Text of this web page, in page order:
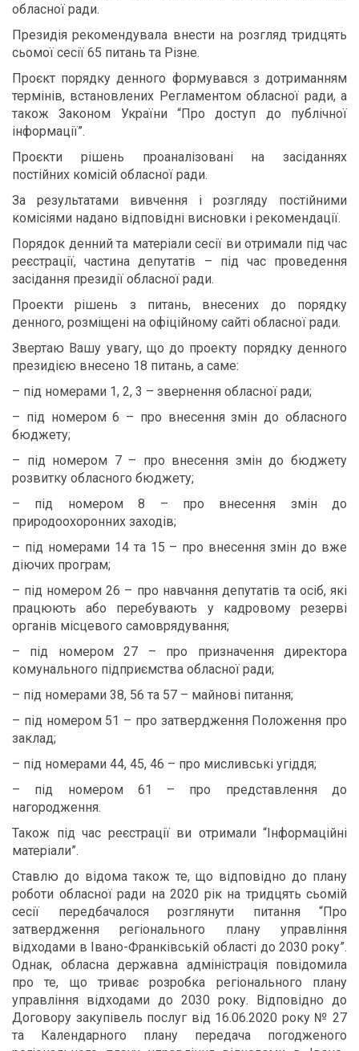
обласної ради.
Президія рекомендувала внести на розгляд тридцять
сьомої сесії 65 питань та Різне.
Проєкт порядку денного формувався з дотриманням
термінів, встановлених Регламентом обласної ради, а
також Законом України “Про доступ до публічної
інформації”.
Проєкти рішень проаналізовані на засіданнях
постійних комісій обласної ради.
За результатами вивчення і розгляду постійними
комісіями надано відповідні висновки і рекомендації.
Порядок денний та матеріали сесії ви отримали під час
реєстрації, частина депутатів – під час проведення
засідання президії обласної ради.
Проекти рішень з питань, внесених до порядку
денного, розміщені на офіційному сайті обласної ради.
Звертаю Вашу увагу, що до проекту порядку денного
президією внесено 18 питань, а саме:
– під номерами 1, 2, 3 – звернення обласної ради;
– під номером 6 – про внесення змін до обласного
бюджету;
– під номером 7 – про внесення змін до бюджету
розвитку обласного бюджету;
– під номером 8 – про внесення змін до
природоохоронних заходів;
– під номерами 14 та 15 – про внесення змін до вже
діючих програм;
– під номером 26 – про навчання депутатів та осіб, які
працюють або перебувають у кадровому резерві
органів місцевого самоврядування;
– під номером 27 – про призначення директора
комунального підприємства обласної ради;
– під номерами 38, 56 та 57 – майнові питання;
– під номером 51 – про затвердження Положення про
заклад;
– під номерами 44, 45, 46 – про мисливські угіддя;
– під номером 61 – про представлення до
нагородження.
Також під час реєстрації ви отримали “Інформаційні
матеріали”.
Ставлю до відома також те, що відповідно до плану
роботи обласної ради на 2020 рік на тридцять сьомій
сесії передбачалося розглянути питання “Про
затвердження регіонального плану управління
відходами в Івано-Франківській області до 2030 року”.
Однак, обласна державна адміністрація повідомила
про те, що триває розробка регіонального плану
управління відходами до 2030 року. Відповідно до
Договору закупівель послуг від 16.06.2020 року № 27
та Календарного плану передача погодженого